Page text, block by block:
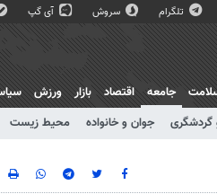
تلگرام سروش آی گپ
جامعه
گردشگری جوان و خانواده محیط زیست
اقتصاد بازار ورزش